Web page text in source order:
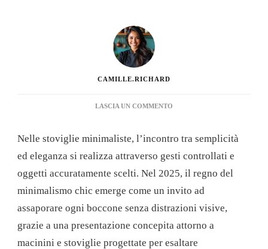
CAMILLE.RICHARD
LASCIA UN COMMENTO
TAVOLA
IN
MINIMALISTA
I
MULINI:
PER
UNA
Nelle stoviglie minimaliste, l’incontro tra semplicità
ed eleganza si realizza attraverso gesti controllati e
oggetti accuratamente scelti. Nel 2025, il regno del
minimalismo chic emerge come un invito ad
assaporare ogni boccone senza distrazioni visive,
grazie a una presentazione concepita attorno a
macinini e stoviglie progettate per esaltare